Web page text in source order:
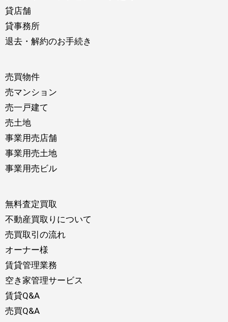
貸店舗
貸事務所
退去・解約のお手続き
売買物件
売マンション
売一戸建て
売土地
事業用売店舗
事業用売土地
事業用売ビル
無料査定買取
不動産買取りについて
売買取引の流れ
オーナー様
賃貸管理業務
空き家管理サービス
賃貸Q&A
売買Q&A